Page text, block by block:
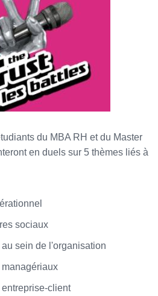
du MBA RH et du Master
en duels sur 5 thèmes liés à
sociaux
sein de l'organisation
client